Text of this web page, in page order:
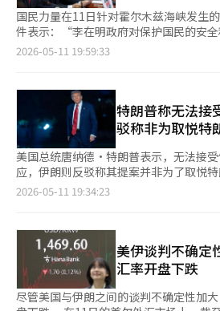
问及如果谈判未达成协议是否会通过武力
示不会谈论军事可能性或计划。他也未给
时间表，但强调：“这是非常重要的任
能（AI）系统翻译与编辑。
的安全。” 然而，法国总统埃马纽埃尔·马克龙明确表示，法国
并未考虑向霍尔木兹海峡派遣海军。他指
朗协调的安全任务，并反对任何一方的封
任何通行费。 霍尔木兹海峡是全球能源运输的关键通道。在2月28
过该海峡运输。然而，战争后伊朗实际上
致原油运输大幅减少，全球市场不安和
港口实施了自我封锁。※ 本报道经人工
辑。
部队的可能性。 他补充道：“特朗普总统对我说过，他想进入那
里。”并表示：“我认为这是物理上可行
取出，那为什么不呢？这将是最佳方法。” 国际核监测机构
计，伊朗拥有约970磅（约440公斤）的武器级
亚胡表示：“我不会谈论军事可能性或
伊朗铀问题的具体时间表，但强调：“
内塔尼亚胡还表示，即使与伊朗的战争结
续存在。他指出，伊朗可能会试图将真主
以色列必须消除针对其城市和边境地区的威胁。 他还
伊朗政权被削弱或崩溃，伊朗在地区建
党、哈马斯和胡塞等也可能随之崩溃。不
的可能性，他表示：“这是可能的，但
国民力量在11日针对霍尔木兹海峡发生
件表示：“李在明政府对保护国民的安
赫代表在当天上午国会的最高委员会会
伊朗的相关信息被遗漏。尽管特朗普总统
的政府却坚持认为被击的可能性很低。
示不愿意判断攻击者。”他进一步指出
道了针对韩国船只的攻击。攻击者已经承
认。”他还声称：“这个政府甚至向伊朗
已经被用于攻击我们的船只的无人机。
船员安全受到威胁的情况下，政府却在午
布房地产信息。”他反问道：“国民们在
乎没有选择，而租金价格高得离谱，然而
到一条关于允许差价投资的新闻，在深
体信息。”他批评道：“数百篇媒体报道
失、租金暴涨问题，政府完全没有回应
为首尔市长候选人也同样没有解决方案
次关于李在明政府的房地产暴政，包括
2026-05-11 19:59:33
特朗普称无法接
驳称非为取悦特
美国总统唐纳德·特朗普表示，无法接
应，伊朗则反驳称其提案并非为了取悦特朗普。 特朗普
日（当地时间）通过社交媒体Truth
此前，美国于上周向伊朗发送了结束战争
记者会面时表示：“我可能会在今晚收
IRNA通讯社在10日报道称，伊朗通过中
了回应。 关于伊朗回应的内容，《华尔街日报》（WSJ）与伊朗半
官方的塔斯尼姆通讯社的报道存在差异
2026-05-11 19:34:23
美伊谈判不确定
汇率开盘下跌
尽管美国与伊朗之间的谈判不确定性加